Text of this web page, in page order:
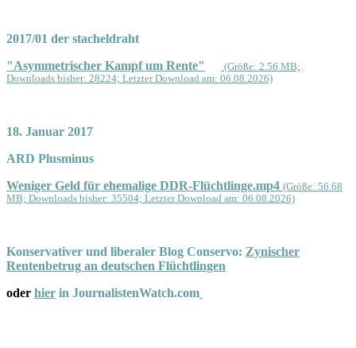
2017/01 der stacheldraht
"Asymmetrischer Kampf um Rente"
(Größe: 2.56 MB;
Downloads bisher: 28224; Letzter Download am: 06.08.2026)
18. Januar 2017
ARD Plusminus
Weniger Geld für ehemalige DDR-Flüchtlinge.mp4 (Größe: 56.68
MB; Downloads bisher: 35504; Letzter Download am: 06.08.2026)
Konservativer und liberaler Blog Conservo: Zynischer
Rentenbetrug an deutschen Flüchtlingen
oder hier in JournalistenWatch.com